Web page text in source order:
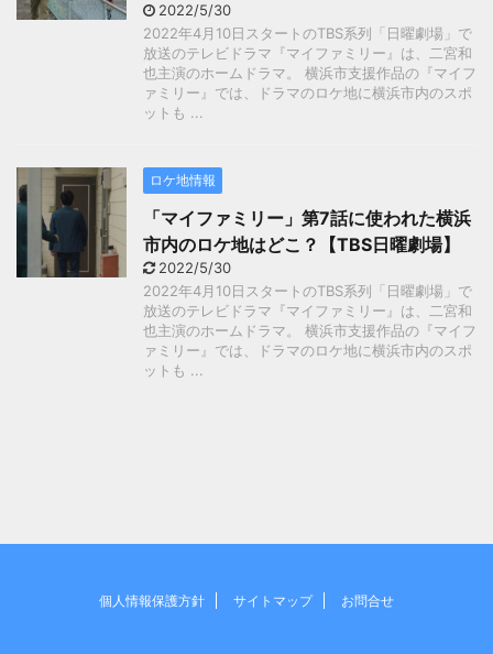
2022/5/30
2022年4月10日スタートのTBS系列「日曜劇場」で
放送のテレビドラマ『マイファミリー』は、二宮和
也主演のホームドラマ。 横浜市支援作品の『マイフ
ァミリー』では、ドラマのロケ地に横浜市内のスポ
ットも ...
ロケ地情報
「マイファミリー」第7話に使われた横浜
市内のロケ地はどこ？【TBS日曜劇場】
2022/5/30
2022年4月10日スタートのTBS系列「日曜劇場」で
放送のテレビドラマ『マイファミリー』は、二宮和
也主演のホームドラマ。 横浜市支援作品の『マイフ
ァミリー』では、ドラマのロケ地に横浜市内のスポ
ットも ...
個人情報保護方針 サイトマップ お問合せ